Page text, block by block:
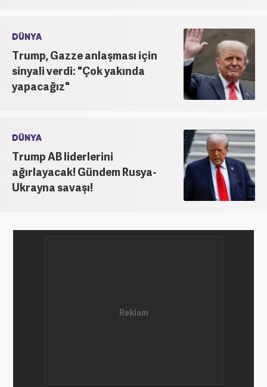
DÜNYA
Trump, Gazze anlaşması için
sinyali verdi: "Çok yakında
yapacağız"
DÜNYA
Trump AB liderlerini
ağırlayacak! Gündem Rusya-
Ukrayna savaşı!